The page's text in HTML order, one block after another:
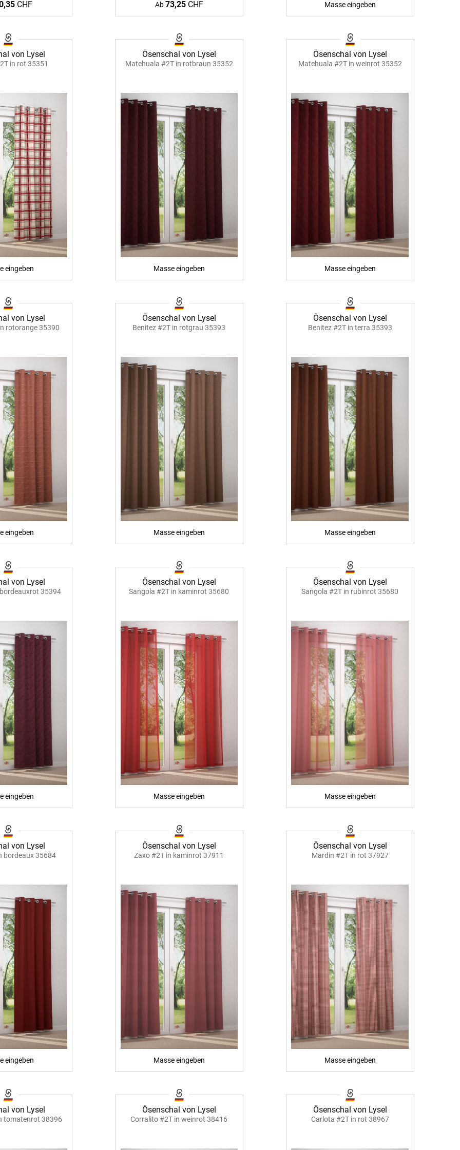
Schall-Absorber Schaum
Elemente
ÜBER UNS
AGB
Datenschutz
FAQ
VERSAND
Kostenloser Musterversand
Reklamation
Widerruf
BEZAHLUNG
Rechnung
CHF Ab73,25CHF Masse eingeben
von Lysel
in rot 35351
eingeben
Ösenschal von Lysel
Matehuala #2T in rotbraun 35352
Masse eingeben
Ösenschal von Lysel
Matehuala #2T in weinrot 35352
Masse eingeben
von Lysel
rotorange 35390
eingeben
Ösenschal von Lysel
Benitez #2T in rotgrau 35393
Masse eingeben
Ösenschal von Lysel
Benitez #2T in terra 35393
Masse eingeben
von Lysel
35394
eingeben
Ösenschal von Lysel
Sangola #2T in kaminrot 35680
Masse eingeben
Ösenschal von Lysel
Sangola #2T in rubinrot 35680
Masse eingeben
von Lysel
bordeaux 35684
eingeben
Ösenschal von Lysel
Zaxo #2T in kaminrot 37911
Masse eingeben
Ösenschal von Lysel
Mardin #2T in rot 37927
Masse eingeben
von Lysel
tomatenrot 38396
Ösenschal von Lysel
Corralito #2T in weinrot 38416
Ösenschal von Lysel
Carlota #2T in rot 38967